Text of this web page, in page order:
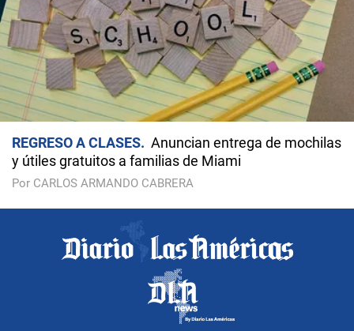
REGRESO A CLASES
Anuncian entrega de mochilas
y útiles gratuitos a familias de Miami
Por CARLOS ARMANDO CABRERA